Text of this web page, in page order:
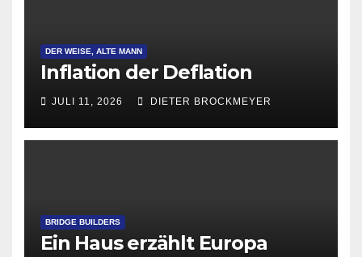
DER WEISE, ALTE MANN
Inflation der Deflation
JULI 11, 2026 DIETER BROCKMEYER
BRIDGE BUILDERS
Ein Haus erzählt Europa